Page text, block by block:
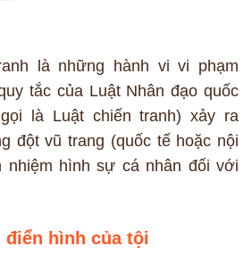
là những hành vi vi phạm
tắc của Luật Nhân đạo quốc
là Luật chiến tranh) xảy ra
đột vũ trang (quốc tế hoặc nội
nhiệm hình sự cá nhân đối với
điển hình của tội